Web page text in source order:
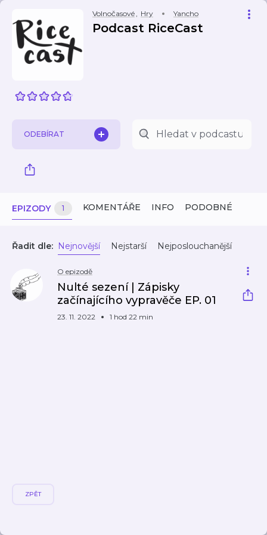
Volnočasové, Hry Yancho
Podcast RiceCast
ODEBÍRAT
EPIZODY 1 KOMENTÁŘE INFO PODOBNÉ
Řadit dle: Nejnovější Nejstarší Nejposlouchanější
O epizodě
Nulté sezení | Zápisky
začínajícího vypravěče EP. 01
23. 11. 2022 1 hod 22 min
ZPĚT